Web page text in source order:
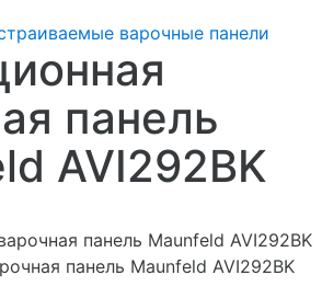
варочные панели
панель
AVI292BK
панель Maunfeld AVI292BK